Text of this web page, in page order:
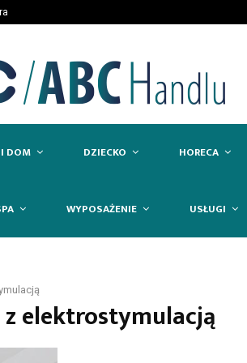
DOM DZIECKO HORECA
WYPOSAŻENIE USŁUGI
elektrostymulacją